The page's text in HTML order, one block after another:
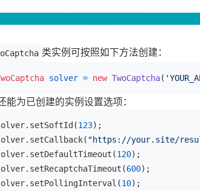
类实例可按照如下方法创建：
solver = new TwoCaptcha(
能为已创建的实例设置选项：
123);
"https://your.site/
120);
600);
10);